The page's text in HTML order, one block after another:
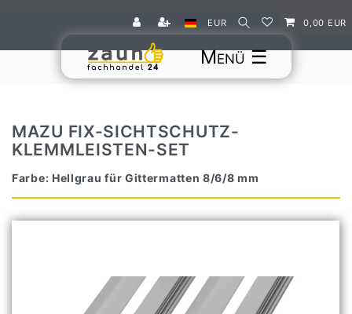
EUR 0,00 EUR
☰
MAZU FIX-SICHTSCHUTZ-
KLEMMLEISTEN-SET
Farbe: Hellgrau für Gittermatten 8/6/8 mm